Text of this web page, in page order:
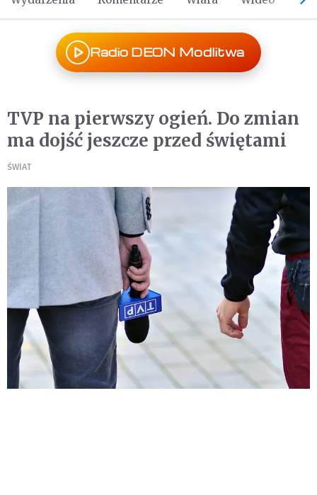
Radio DEON Modlitwa
TVP na pierwszy ogień. Do zmian
ma dojść jeszcze przed świętami
ŚWIAT